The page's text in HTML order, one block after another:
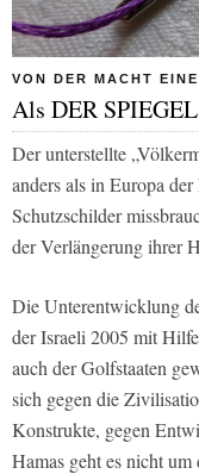
VON DER MACHT
Als DER
Der unterstellte
anders als in Europa
Schutzschilder
der Verlängerung ihrer
Die Unterentwicklung
der Israeli 2005 mit
auch der Golfstaaten
sich gegen die
Konstrukte, gegen
Hamas geht es nicht